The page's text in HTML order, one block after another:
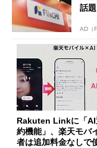
話題
AD（
Rakuten Linkに「AI
約機能」、楽天モバ
者は追加料金なしで